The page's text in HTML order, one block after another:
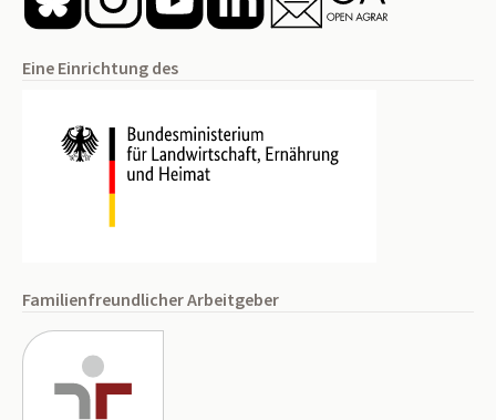
Eine Einrichtung des
Familienfreundlicher Arbeitgeber